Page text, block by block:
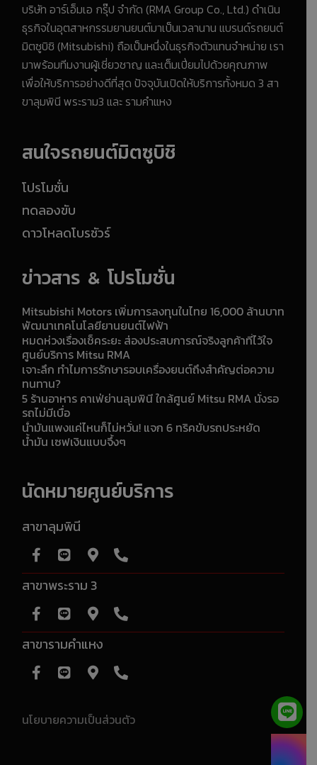
บริษัท อาร์เอ็มเอ กรุ๊ป จำกัด (RMA Group Co., Ltd.) ดำเนิน
ธุรกิจในอุตสาหกรรมยานยนต์มาเป็นเวลานาน แบรนด์รถยนต์
มิตซูบิชิ (Mitsubishi) ถือเป็นหนึ่งในธุรกิจตัวแทนจำหน่าย เรา
มาพร้อมทีมงานผู้เชี่ยวชาญ และเต็มเปี่ยมไปด้วยคุณภาพ
เพื่อให้บริการอย่างดีที่สุด ปัจจุบันเปิดให้บริการทั้งหมด 3 สา
ขาลุมพินี พระราม3 และ รามคำแหง
สนใจรถยนต์มิตซูบิชิ
โปรโมชั่น
ทดลองขับ
ดาวโหลดโบรชัวร์
ข่าวสาร & โปรโมชั่น
Mitsubishi Motors เพิ่มการลงทุนในไทย 16,000 ล้านบาท
พัฒนาเทคโนโลยียานยนต์ไฟฟ้า
หมดห่วงเรื่องเช็คระยะ ส่องประสบการณ์จริงลูกค้าที่ไว้ใจ
ศูนย์บริการ Mitsu RMA
เจาะลึก ทำไมการรักษารอบเครื่องยนต์ถึงสำคัญต่อความ
ทนทาน?
5 ร้านอาหาร คาเฟ่ย่านลุมพินี ใกล้ศูนย์ Mitsu RMA นั่งรอ
รถไม่มีเบื่อ
น้ำมันแพงแค่ไหนก็ไม่หวั่น! แจก 6 ทริคขับรถประหยัด
น้ำมัน เซฟเงินแบบจึ้งๆ
นัดหมายศูนย์บริการ
สาขาลุมพินี
สาขาพระราม 3
สาขารามคำแหง
นโยบายความเป็นส่วนตัว